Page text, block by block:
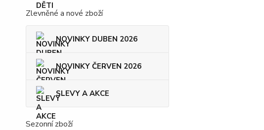
Zlevněné a nové zboží
NOVINKY DUBEN 2026
NOVINKY ČERVEN 2026
SLEVY A AKCE
Sezonní zboží